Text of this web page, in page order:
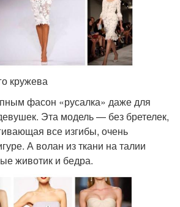
кружева
фасон «русалка» даже для
Эта модель — без бретелек,
все изгибы, очень
А волан из ткани на талии
животик и бедра.